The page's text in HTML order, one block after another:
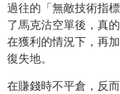
過往的「無敵技術指
了馬克沽空單後，真
在獲利的情況下，再
復失地。
在賺錢時不平倉，反